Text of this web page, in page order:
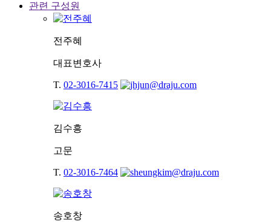
관련 구성원
전주혜
대표변호사
T. 02-3016-7415
김수흥
고문
T. 02-3016-7464
송호창